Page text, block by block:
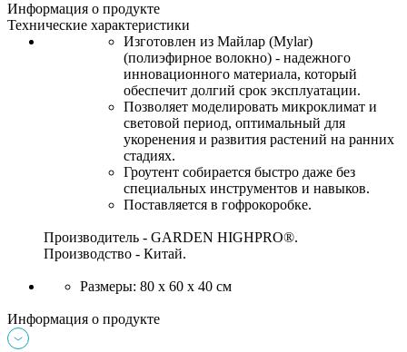
Информация о продукте
Технические характеристики
Изготовлен из Майлар (Mylar)
(полиэфирное волокно) - надежного
инновационного материала, который
обеспечит долгий срок эксплуатации.
Позволяет моделировать микроклимат и
световой период, оптимальный для
укоренения и развития растений на ранних
стадиях.
Гроутент собирается быстро даже без
специальных инструментов и навыков.
Поставляется в гофрокоробке.
Производитель - GARDEN HIGHPRO®.
Производство - Китай.
Размеры: 80 x 60 x 40 см
Информация о продукте